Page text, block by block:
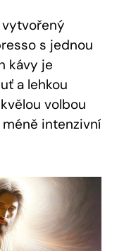
s jednou
kávy je
a lehkou
volbou
intenzivní